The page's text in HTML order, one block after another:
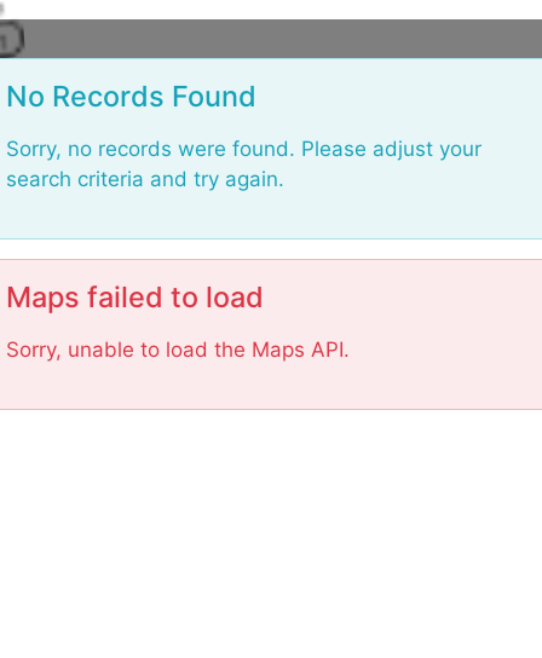
No Records Found
Sorry, no records were found. Please adjust your
search criteria and try again.
Maps failed to load
Sorry, unable to load the Maps API.